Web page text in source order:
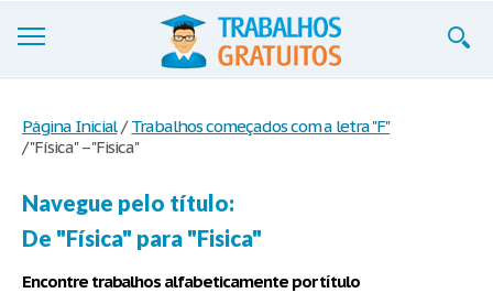
Cadastre-se
Entre
Blog
Página Inicial / Trabalhos começados com a letra "F"
/"Física" – "Fisica"
Navegue pelo título:
De "Física" para "Fisica"
Encontre trabalhos alfabeticamente por título